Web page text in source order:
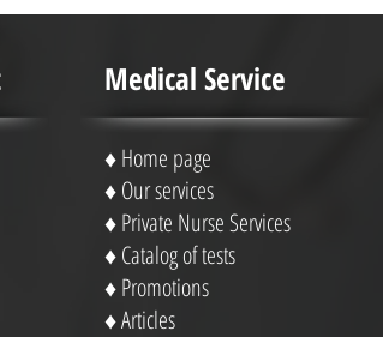
Medical Service
♦Home page
♦Our services
♦Private Nurse Services
♦ Catalog of tests
♦Promotions
♦Articles